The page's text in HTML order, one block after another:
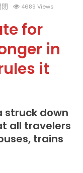
4689 Views
for
in
it
struck down
all travelers
trains